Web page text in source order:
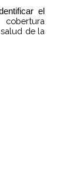
el
de la